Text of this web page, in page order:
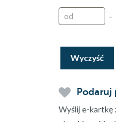
–
Wyczyść
Podaruj
Wyślij e-kartkę